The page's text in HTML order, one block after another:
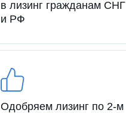
в лизинг гражданам СНГ
и РФ
Одобряем лизинг по 2-м